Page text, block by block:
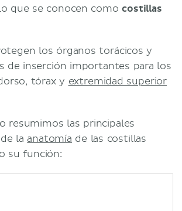
que se conocen comocostillas
los órganos torácicos y
de inserción importantes para los
tórax y extremidad superior
resumimos las principales
la anatomía de las costillas
su función: